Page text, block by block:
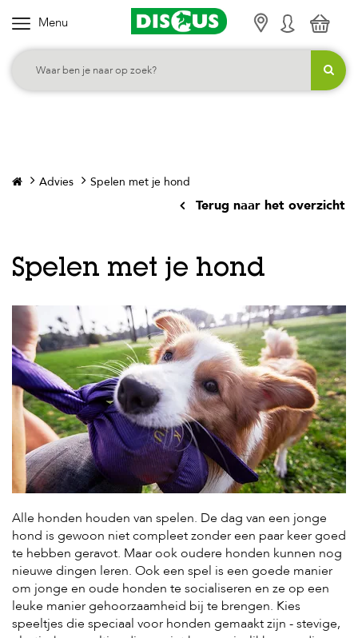
Menu
K
i
e
a
g
o
r
e
H
o
m
e
o
d
e
r
H
o
n
d
e
Advies Spelen met je hond
Terug naar het overzicht
Spelen met je hond
Alle honden houden van spelen. De dag van een jonge
hond is gewoon niet compleet zonder een paar keer goed
te hebben geravot. Maar ook oudere honden kunnen nog
nieuwe dingen leren. Ook een spel is een goede manier
om jonge en oude honden te socialiseren en ze op een
leuke manier gehoorzaamheid bij te brengen. Kies
speeltjes die speciaal voor honden gemaakt zijn - stevige,